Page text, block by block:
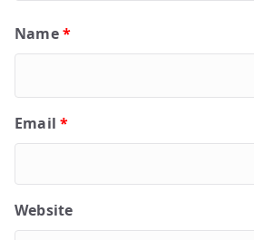
Name*
Email*
Website